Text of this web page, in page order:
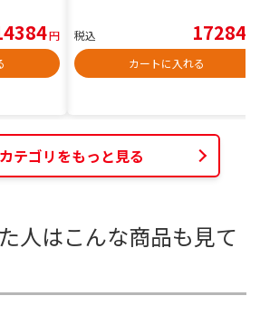
円
税込 17284
カートに入れる
テゴリをもっと見る
人はこんな商品も見て